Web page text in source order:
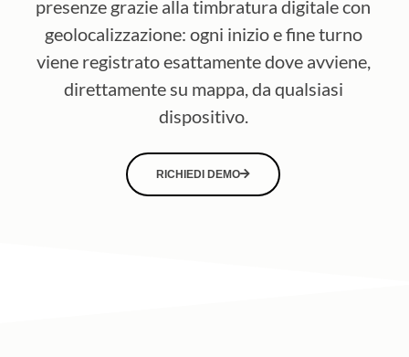
presenze grazie alla timbratura digitale con
geolocalizzazione: ogni inizio e fine turno
viene registrato esattamente dove avviene,
direttamente su mappa, da qualsiasi
dispositivo.
RICHIEDI DEMO